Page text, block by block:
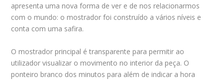
apresenta uma nova forma de ver e de nos relacionarmos
com o mundo: o mostrador foi construído a vários níveis e
conta com uma safira.
O mostrador principal é transparente para permitir ao
utilizador visualizar o movimento no interior da peça. O
ponteiro branco dos minutos para além de indicar a hora